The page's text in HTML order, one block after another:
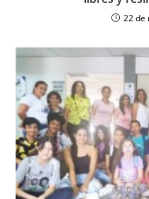
22 de